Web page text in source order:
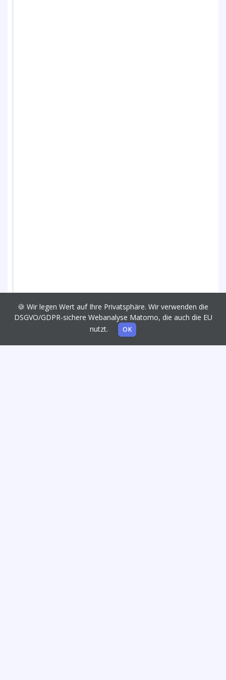
🍪 Wir legen Wert auf Ihre Privatsphäre. Wir verwenden die
DSGVO/GDPR-sichere Webanalyse Matomo, die auch die EU
nutzt.
OK